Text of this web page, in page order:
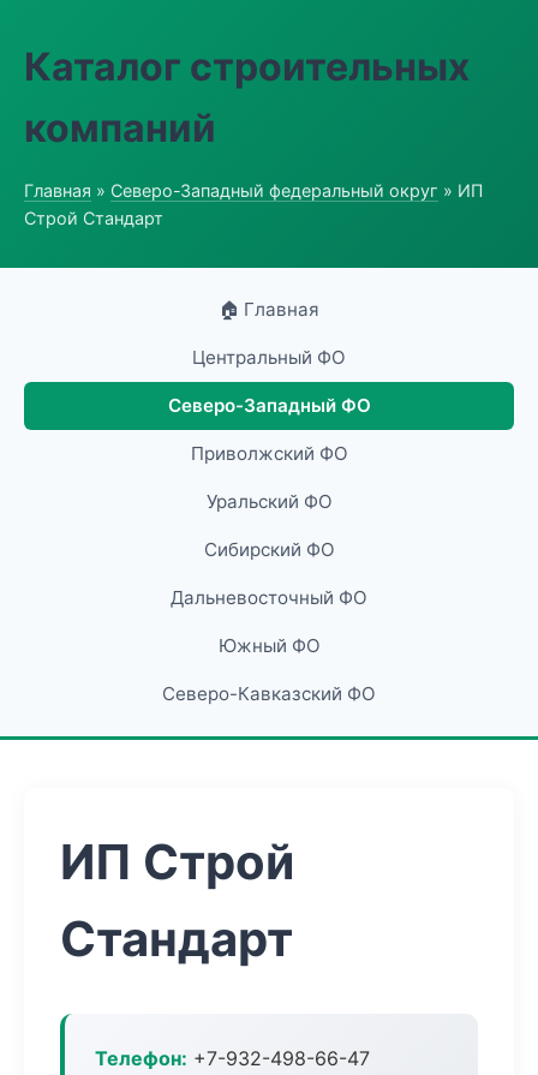
Каталог строительных
компаний
Главная » Северо-Западный федеральный округ » ИП
Строй Стандарт
🏠 Главная
Центральный ФО
Северо-Западный ФО
Приволжский ФО
Уральский ФО
Сибирский ФО
Дальневосточный ФО
Южный ФО
Северо-Кавказский ФО
ИП Строй
Стандарт
Телефон: +7-932-498-66-47